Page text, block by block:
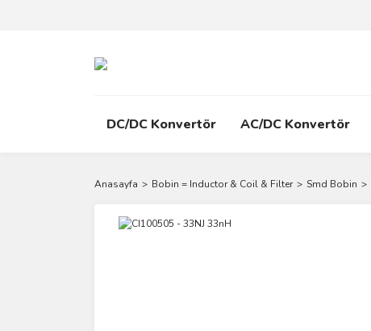
DC/DC Konvertör AC/DC Konvertör
Anasayfa Bobin = Inductor & Coil & Filter Smd Bobin